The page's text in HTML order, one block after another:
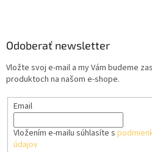
Odoberať newsletter
Vložte svoj e-mail a my Vám budeme
produktoch na našom e-shope.
Email
Vložením e-mailu súhlasíte s
údajov